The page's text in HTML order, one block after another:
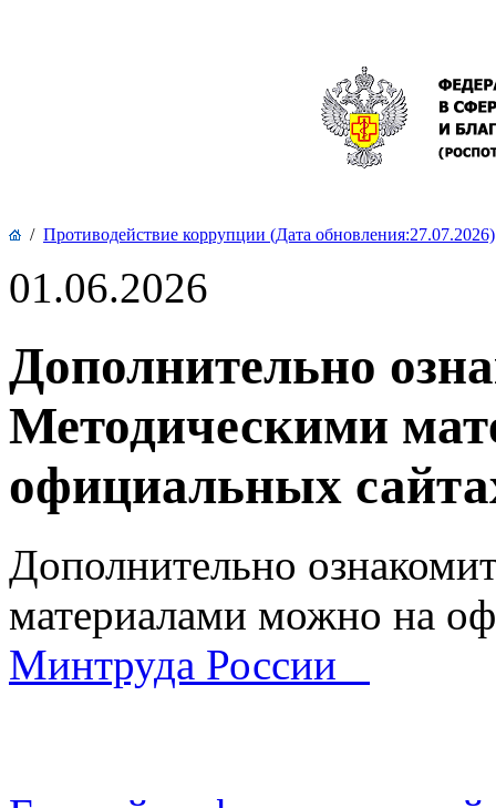
/ Противодействие коррупции (Дата обновления:27.07.2026)
01.06.2026
Дополнительно
Методическими
официальных
Дополнительно
материалами можно на
Минтруда России